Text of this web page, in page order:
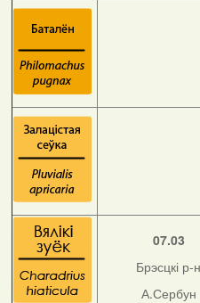
07.03
Брэсцкі р-н
А.Сербун